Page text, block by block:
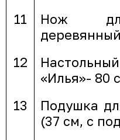
11
Нож
деревянный
12
«Илья»- 80
13
Подушка
(37 см, с